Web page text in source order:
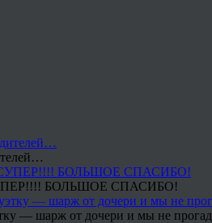
БОЛЬШОЕ СПАСИБО!
— шарж от дочери и мы не